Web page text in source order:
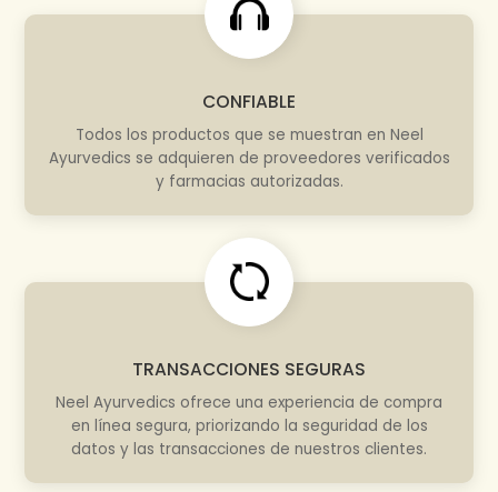
CONFIABLE
Todos los productos que se muestran en Neel
Ayurvedics se adquieren de proveedores verificados
y farmacias autorizadas.
TRANSACCIONES SEGURAS
Neel Ayurvedics ofrece una experiencia de compra
en línea segura, priorizando la seguridad de los
datos y las transacciones de nuestros clientes.